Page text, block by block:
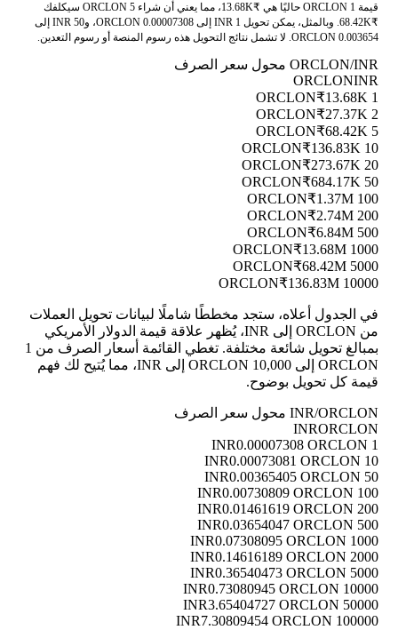
قيمة 1 ORCLON حاليًا هي ₹13.68K، مما يعني أن شراء 5 ORCLON سيكلفك
₹68.42K. وبالمثل، يمكن تحويل 1 INR إلى 0.00007308 ORCLON، و50 INR إلى
0.003654 ORCLON. لا تشمل نتائج التحويل هذه رسوم المنصة أو رسوم التعدين.
ORCLON/INR محول سعر الصرف
ORCLONINR
1 ORCLON
₹13.68K
2 ORCLON
₹27.37K
5 ORCLON
₹68.42K
10 ORCLON
₹136.83K
20 ORCLON
₹273.67K
50 ORCLON
₹684.17K
100 ORCLON
₹1.37M
200 ORCLON
₹2.74M
500 ORCLON
₹6.84M
1000 ORCLON
₹13.68M
5000 ORCLON
₹68.42M
10000 ORCLON
₹136.83M
في الجدول أعلاه، ستجد مخططًا شاملًا لبيانات تحويل العملات
من ORCLON إلى INR، يُظهر علاقة قيمة الدولار الأمريكي
بمبالغ تحويل شائعة مختلفة. تغطي القائمة أسعار الصرف من 1
ORCLON إلى 10,000 ORCLON إلى INR، مما يُتيح لك فهم
قيمة كل تحويل بوضوح.
INR/ORCLON محول سعر الصرف
INRORCLON
1 INR
0.00007308 ORCLON
10 INR
0.00073081 ORCLON
50 INR
0.00365405 ORCLON
100 INR
0.00730809 ORCLON
200 INR
0.01461619 ORCLON
500 INR
0.03654047 ORCLON
1000 INR
0.07308095 ORCLON
2000 INR
0.14616189 ORCLON
5000 INR
0.36540473 ORCLON
10000 INR
0.73080945 ORCLON
50000 INR
3.65404727 ORCLON
100000 INR
7.30809454 ORCLON